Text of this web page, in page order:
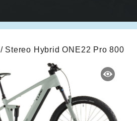
/ Stereo Hybrid ONE22 Pro 800